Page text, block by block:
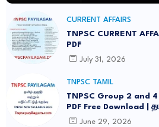
CURRENT AFFAIRS
TNPSC CURRENT
PDF
July 31, 2026
TNPSC TAMIL
TNPSC Group 2 and
PDF Free Download
SYLLABUS UPDATED -
June 29, 2026